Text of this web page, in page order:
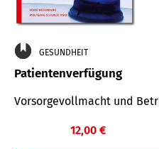
GESUNDHEIT
Patientenverfügung
Vorsorgevollmacht und
12,00 €